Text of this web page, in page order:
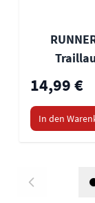
14,99 €
In den